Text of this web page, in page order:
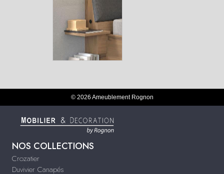
© 2026 Ameublement Rognon
NOS COLLECTIONS
Crozatier
Duvivier Canapés